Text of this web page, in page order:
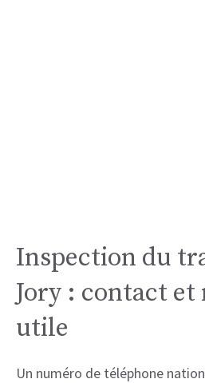
Inspection du
Jory : contact
utile
Un numéro de téléphone